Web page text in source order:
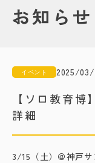
お知らせ
イベント 2025/03/
【ソロ教育
詳細
3/15（土）＠神戸